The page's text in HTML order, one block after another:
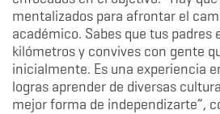
mentalizados para afrontar el
académico. Sabes que tus padres
kilómetros y convives con gente
inicialmente. Es una experiencia
logras aprender de diversas
mejor forma de independizarte”,